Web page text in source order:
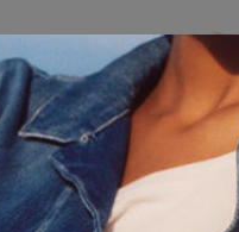
ULTIMO GIORNO!